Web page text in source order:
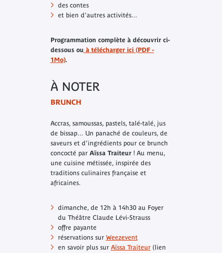
des contes
et bien d'autres activités...
Programmation complète à découvrir ci-
dessous ou à télécharger ici (PDF -
1Mo).
À NOTER
BRUNCH
Accras, samoussas, pastels, talé-talé, jus
de bissap… Un panaché de couleurs, de
saveurs et d’ingrédients pour ce brunch
concocté par Aïssa Traiteur! Au menu,
une cuisine métissée, inspirée des
traditions culinaires française et
africaines.
dimanche, de 12h à 14h30 au Foyer
du Théâtre Claude Lévi-Strauss
offre payante
réservations sur Weezevent
en savoir plus sur Aïssa Traiteur(lien